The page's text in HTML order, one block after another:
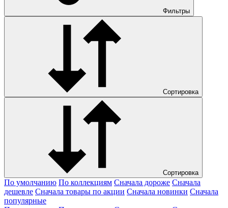
Фильтры
Сортировка
Сортировка
По умолчанию По коллекциям Сначала дороже Сначала
дешевле Сначала товары по акции Сначала новинки Сначала
популярные